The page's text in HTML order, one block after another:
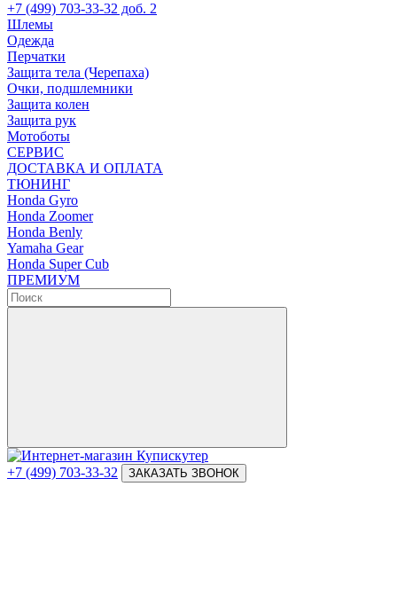
+7 (499) 703-33-32 доб. 2
Шлемы
Одежда
Перчатки
Защита тела (Черепаха)
Очки, подшлемники
Защита колен
Защита рук
Мотоботы
СЕРВИС
ДОСТАВКА И ОПЛАТА
ТЮНИНГ
Honda Gyro
Honda Zoomer
Honda Benly
Yamaha Gear
Honda Super Cub
ПРЕМИУМ
+7 (499) 703-33-32 ЗАКАЗАТЬ ЗВОНОК